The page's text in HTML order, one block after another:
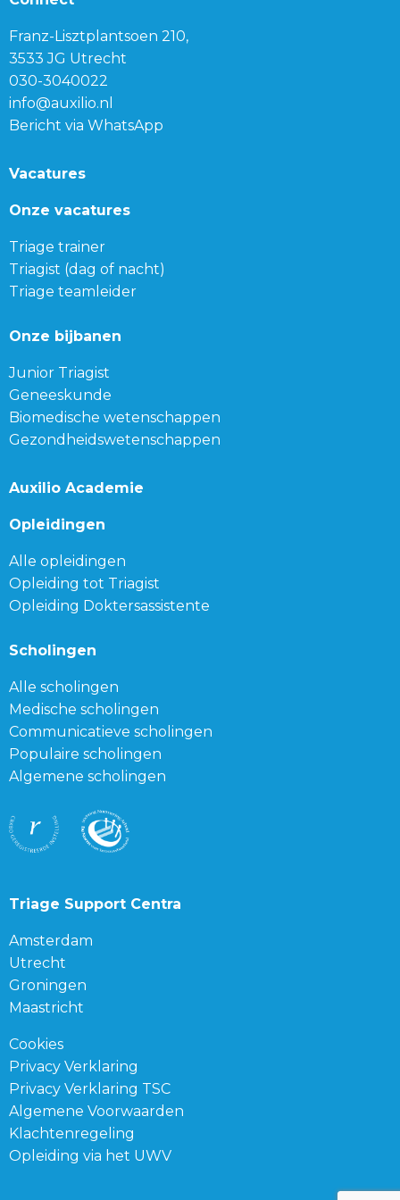
Franz-Lisztplantsoen 210,
3533 JG Utrecht
030-3040022
info@auxilio.nl
Bericht via WhatsApp
Vacatures
Onze vacatures
Triage trainer
Triagist (dag of nacht)
Triage teamleider
Onze bijbanen
Junior Triagist
Geneeskunde
Biomedische wetenschappen
Gezondheidswetenschappen
Auxilio Academie
Opleidingen
Alle opleidingen
Opleiding tot Triagist
Opleiding Doktersassistente
Scholingen
Alle scholingen
Medische scholingen
Communicatieve scholingen
Populaire scholingen
Algemene scholingen
Triage Support Centra
Amsterdam
Utrecht
Groningen
Maastricht
Cookies
Privacy Verklaring
Privacy Verklaring TSC
Algemene Voorwaarden
Klachtenregeling
Opleiding via het UWV